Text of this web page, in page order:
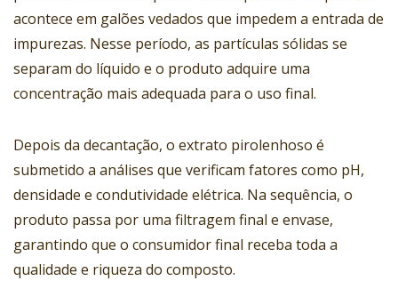
acontece em galões vedados que impedem a entrada de
impurezas. Nesse período, as partículas sólidas se
separam do líquido e o produto adquire uma
concentração mais adequada para o uso final.
Depois da decantação, o extrato pirolenhoso é
submetido a análises que verificam fatores como pH,
densidade e condutividade elétrica. Na sequência, o
produto passa por uma filtragem final e envase,
garantindo que o consumidor final receba toda a
qualidade e riqueza do composto.